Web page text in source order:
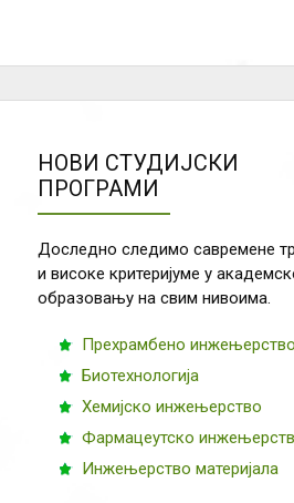
НОВИ СТУДИЈСКИ
ПРОГРАМИ
Доследно следимо савремене
и високе критеријуме у
образовању на свим нивоима.
Прехрамбено инжењерство
Биотехнологија
Хемијско инжењерство
Фармацеутско
Инжењерство материјала